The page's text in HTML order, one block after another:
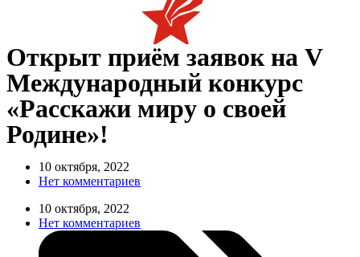
Открыт приём заявок на V
Международный конкурс
«Расскажи миру о своей
Родине»!
10 октября, 2022
Нет комментариев
10 октября, 2022
Нет комментариев